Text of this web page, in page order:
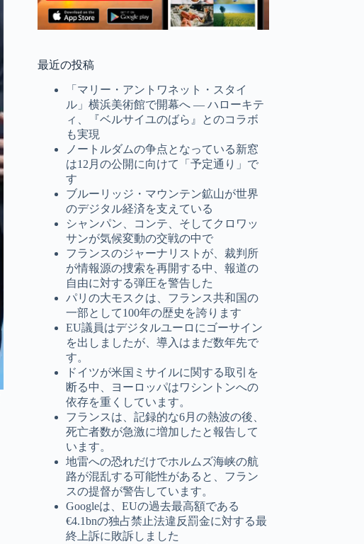
最近の投稿
「マリー・アントワネット・スタイ
ル」横浜美術館で開幕へ ― ハローキテ
ィ、『ベルサイユのばら』とのコラボ
も実現
ノートルダムの争点となっている新窓
は12月の公開に向けて「予定通り」で
す
ブルーリッジ・マウンテン鉱山が世界
のデジタル経済を支えている
シャンパン、コンテ、そしてクロワッ
サンが気候変動の交戦の中で
フランスのジャーナリストが、裁判所
が情報源の捜索を再開する中、報道の
自由に対する弾圧を警告した
パリの大モスクは、フランス共和国の
一部として100年の歴史を誇ります
EU議員はデジタルユーロにゴーサイン
を出しましたが、導入はまだ数年先で
す。
ドイツが米国ミサイルに関する取引を
断る中、ヨーロッパはワシントンへの
依存を重くしています。
フランスは、記録的な6月の熱波の後、
死亡者数が急激に増加したと報告して
います。
地雷への恐れだけでホルムズ海峡の航
路が混乱する可能性があると、フラン
スの提督が警告しています。
Googleは、EUの過去最高額である
€4.1bnの独占禁止法違反罰金に対する最
終上訴に敗訴しました